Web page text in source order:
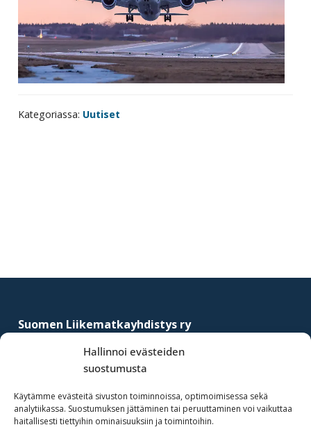
Hallinnoi evästeiden
suostumusta
Käytämme evästeitä sivuston toiminnoissa, optimoimisessa sekä
analytiikassa. Suostumuksen jättäminen tai peruuttaminen voi vaikuttaa
haitallisesti tiettyihin ominaisuuksiin ja toimintoihin.
Kategoriassa: Uutiset
Suomen Liikematkayhdistys ry
Simonkatu 12 B 30
(09) 441 244